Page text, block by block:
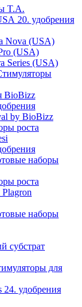
T.A.
20. удобрения
Nova (USA)
(USA)
Series (USA)
BioBizz
by BioBizz
роста
наборы
роста
наборы
субстрат
для
24. удобрения